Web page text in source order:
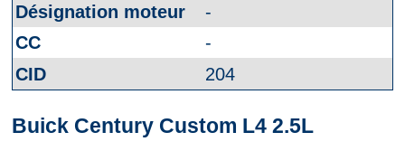
-
-
204
Buick Century Custom L4 2.5L